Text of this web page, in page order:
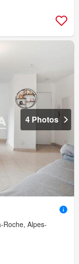
4 Photos
Roche, Alpes-